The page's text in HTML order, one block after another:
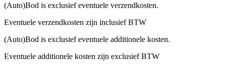
(Auto)Bod is exclusief eventuele verzendkosten.
Eventuele verzendkosten zijn inclusief BTW
(Auto)Bod is exclusief eventuele additionele kosten.
Eventuele additionele kosten zijn exclusief BTW